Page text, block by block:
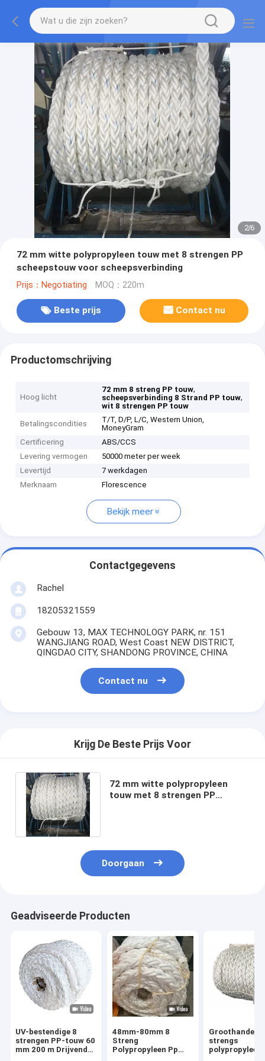
2/6
72 mm witte polypropyleen touw met 8 strengen PP
scheepstouw voor scheepsverbinding
Prijs：Negotiating MOQ：220m
Beste prijs Contact nu
Productomschrijving
Hoog licht
72 mm 8 streng PP touw,
scheepsverbinding 8 Strand PP touw,
wit 8 strengen PP touw
Betalingscondities
T/T, D/P, L/C, Western Union,
MoneyGram
Certificering
ABS/CCS
Levering vermogen
50000 meter per week
Levertijd
7 werkdagen
Merknaam
Florescence
Bekijk meer
Contactgegevens
Rachel
18205321559
Gebouw 13, MAX TECHNOLOGY PARK, nr. 151
WANGJIANG ROAD, West Coast NEW DISTRICT,
QINGDAO CITY, SHANDONG PROVINCE, CHINA
Contact nu
Krijg De Beste Prijs Voor
72 mm witte polypropyleen
touw met 8 strengen PP
Doorgaan
Geadviseerde Producten
UV-bestendige 8
strengen PP-touw 60
mm 200 m Drijvend
48mm-80mm 8
Streng
Polypropyleen Pp
Groothandel 8
strengs
polypropyleen